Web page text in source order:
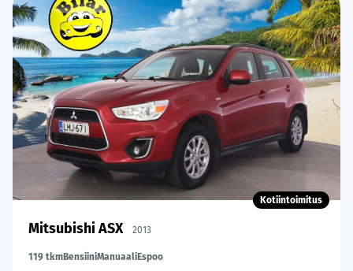
Kotiintoimitus
Mitsubishi ASX 2013
119 tkmBensiiniManuaaliEspoo